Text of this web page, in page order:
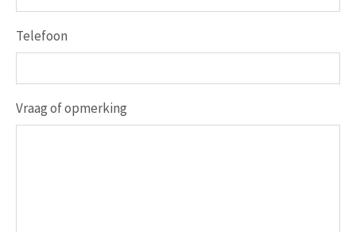
Telefoon
Vraag of opmerking